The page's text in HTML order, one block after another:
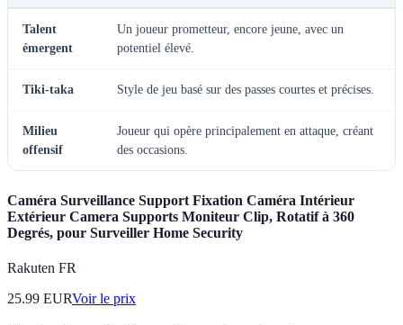
Talent
émergent
Un joueur prometteur, encore jeune, avec un
potentiel élevé.
Tiki-taka Style de jeu basé sur des passes courtes et précises.
Milieu
offensif
Joueur qui opère principalement en attaque, créant
des occasions.
Caméra Surveillance Support Fixation Caméra Intérieur
Extérieur Camera Supports Moniteur Clip, Rotatif à 360
Degrés, pour Surveiller Home Security
Rakuten FR
25.99 EURVoir le prix